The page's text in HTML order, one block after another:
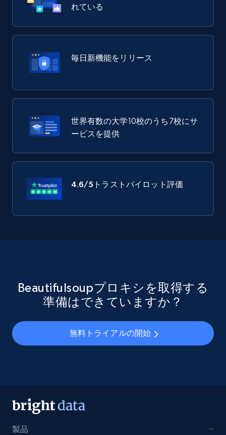
れている
毎日新機能をリリース
世界有数の大学10校のうち7校にサ
ービスを提供
4.6/5 トラストパイロット評価
Beautifulsoupプロキシを取得する
準備はできていますか？
無料トライアルの開始
製品